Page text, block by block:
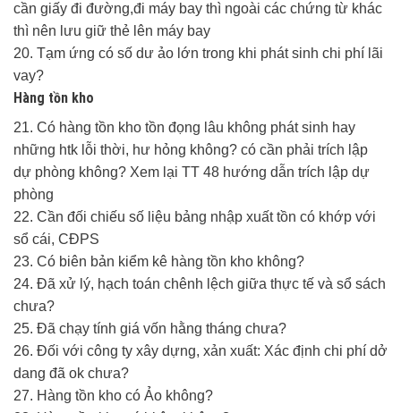
cần giấy đi đường,đi máy bay thì ngoài các chứng từ khác
thì nên lưu giữ thẻ lên máy bay
20. Tạm ứng có số dư ảo lớn trong khi phát sinh chi phí lãi
vay?
Hàng tồn kho
21. Có hàng tồn kho tồn đọng lâu không phát sinh hay
những htk lỗi thời, hư hỏng không? có cần phải trích lập
dự phòng không? Xem lại TT 48 hướng dẫn trích lập dự
phòng
22. Cần đối chiếu số liệu bảng nhập xuất tồn có khớp với
sổ cái, CĐPS
23. Có biên bản kiểm kê hàng tồn kho không?
24. Đã xử lý, hạch toán chênh lệch giữa thực tế và sổ sách
chưa?
25. Đã chạy tính giá vốn hằng tháng chưa?
26. Đối với công ty xây dựng, xản xuất: Xác định chi phí dở
dang đã ok chưa?
27. Hàng tồn kho có Ảo không?